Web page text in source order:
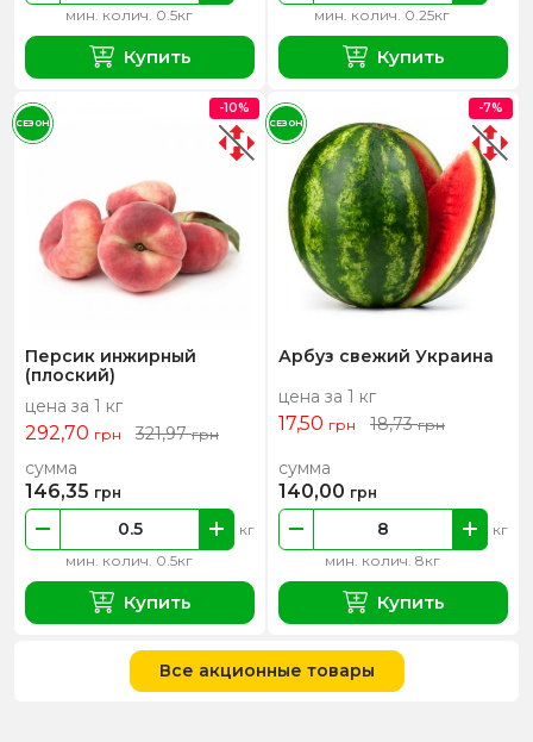
мин. колич. 0.5кг
Купить
мин. колич. 0.25кг
Купить
Персик инжирный
(плоский)
цена за 1 кг
292,70 грн 321,97грн
мин. колич. 0.5кг
кг
сумма
146,35 грн
Купить
-10%
СЕЗОН
Арбуз свежий Украина
цена за 1 кг
17,50 грн 18,73грн
мин. колич. 8кг
кг
сумма
140,00 грн
Купить
-7%
СЕЗОН
Все акционные товары